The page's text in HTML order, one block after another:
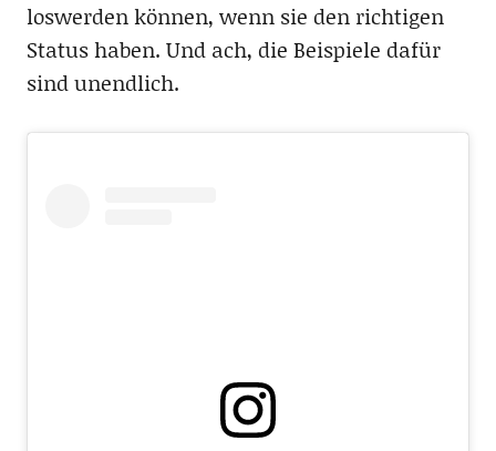
loswerden können, wenn sie den richtigen
Status haben. Und ach, die Beispiele dafür
sind unendlich.